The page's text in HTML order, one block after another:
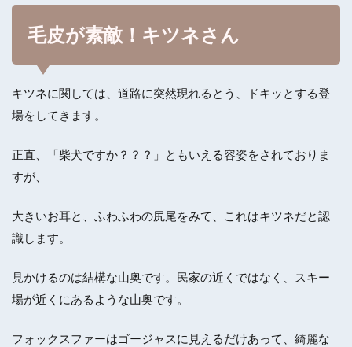
毛皮が素敵！キツネさん
キツネに関しては、道路に突然現れるとう、ドキッとする登
場をしてきます。
正直、「柴犬ですか？？？」ともいえる容姿をされておりま
すが、
大きいお耳と、ふわふわの尻尾をみて、これはキツネだと認
識します。
見かけるのは結構な山奥です。民家の近くではなく、スキー
場が近くにあるような山奥です。
フォックスファーはゴージャスに見えるだけあって、綺麗な